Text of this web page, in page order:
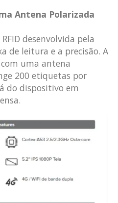
Antena Polarizada
desenvolvida pela
de leitura e a precisão. A
uma antena
200 etiquetas por
do dispositivo em